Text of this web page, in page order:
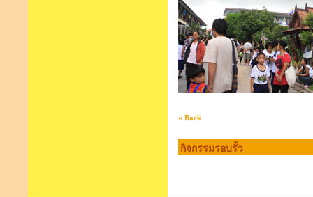
« Back
กิจกรรมรอบรั้ว